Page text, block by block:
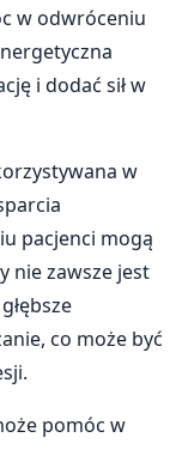
w odwróceniu
i dodać sił w
w
pacjenci mogą
nie zawsze jest
co może być
pomóc w